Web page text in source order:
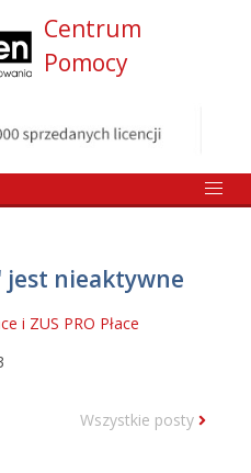
Centrum
Pomocy
jest nieaktywne
i ZUS PRO Płace
Wszystkie posty